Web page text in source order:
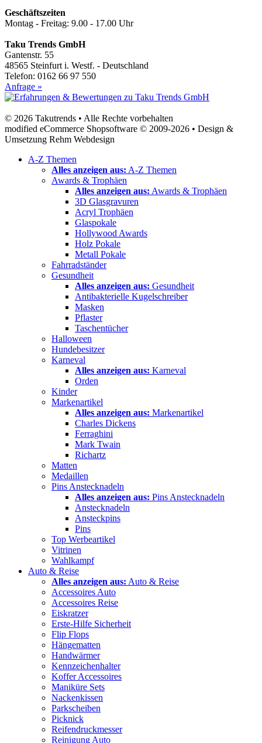
Geschäftszeiten
Montag - Freitag: 9.00 - 17.00 Uhr
Taku Trends GmbH
Gantenstr. 55
48565 Steinfurt i. Westf. - Deutschland
Telefon: 0162 66 97 550
Anfrage »
© 2026 Takutrends • Alle Rechte vorbehalten
modified eCommerce Shopsoftware © 2009-2026 • Design &
Umsetzung Rehm Webdesign
A-Z Themen
Alles anzeigen aus: A-Z Themen
Awards & Trophäen
Alles anzeigen aus: Awards & Trophäen
3D Glasgravuren
Acryl Trophäen
Glaspokale
Hollywood Awards
Holz Pokale
Metall Pokale
Fahrradständer
Gesundheit
Alles anzeigen aus: Gesundheit
Antibakterielle Kugelschreiber
Masken
Pflaster
Taschentücher
Halloween
Hundebesitzer
Karneval
Alles anzeigen aus: Karneval
Orden
Kinder
Markenartikel
Alles anzeigen aus: Markenartikel
Charles Dickens
Ferraghini
Mark Twain
Richartz
Matten
Medaillen
Pins Anstecknadeln
Alles anzeigen aus: Pins Anstecknadeln
Anstecknadeln
Ansteckpins
Pins
Top Werbeartikel
Vitrinen
Wahlkampf
Auto & Reise
Alles anzeigen aus: Auto & Reise
Accessoires Auto
Accessoires Reise
Eiskratzer
Erste-Hilfe Sicherheit
Flip Flops
Hängematten
Handwärmer
Kennzeichenhalter
Koffer Accessoires
Maniküre Sets
Nackenkissen
Parkscheiben
Picknick
Reifendruckmesser
Reinigung Auto